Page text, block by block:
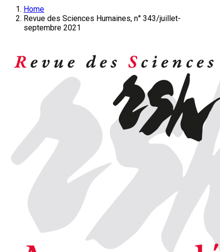
Home
Revue des Sciences Humaines, n° 343/juillet-
septembre 2021